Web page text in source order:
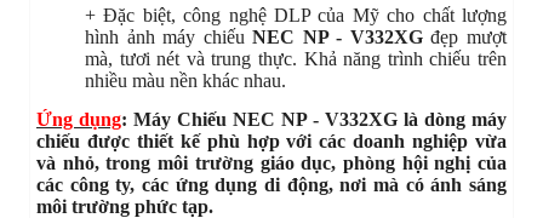
+ Đặc biệt, công nghệ DLP của Mỹ cho chất lượng
hình ảnh máy chiếuNEC NP - V332XGđẹp mượt
mà, tươi nét và trung thực. Khả năng trình chiếu trên
nhiều màu nền khác nhau.
Ứng dụng: Máy Chiếu NEC NP - V332XG là dòng máy
chiếu được thiết kế phù hợp với các doanh nghiệp vừa
và nhỏ, trong môi trường giáo dục, phòng hội nghị của
các công ty, các ứng dụng di động, nơi mà có ánh sáng
môi trường phức tạp.